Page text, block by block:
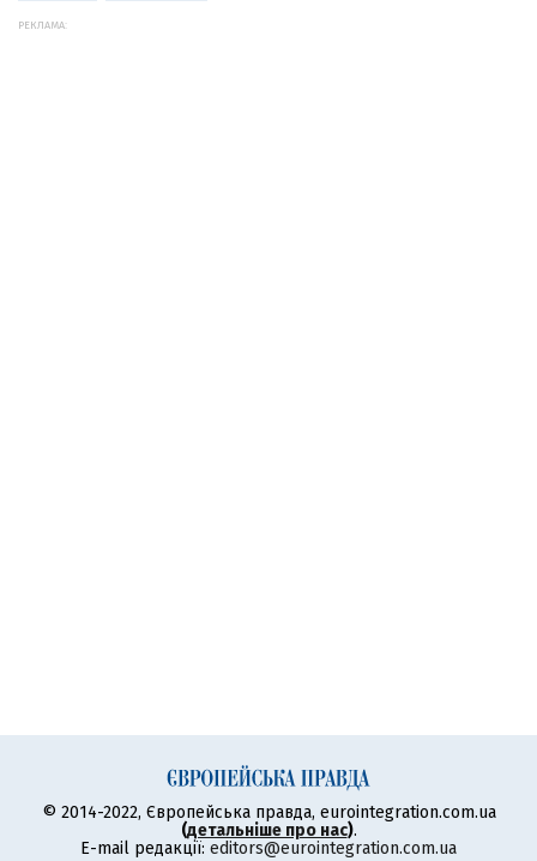
РЕКЛАМА:
© 2014-2022, Європейська правда, eurointegration.com.ua
(детальніше про нас).
E-mail редакції: editors@eurointegration.com.ua